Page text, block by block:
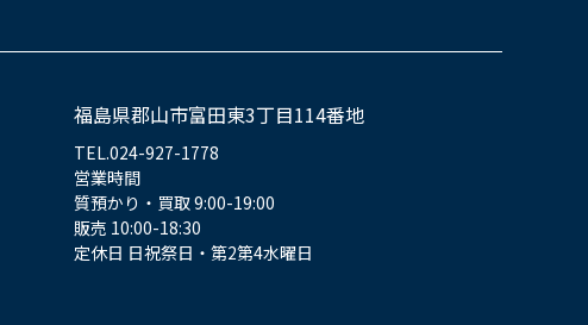
福島県郡山市富田東3丁目114番地
TEL.024-927-1778
営業時間
質預かり・買取 9:00-19:00
販売 10:00-18:30
定休日 日祝祭日・第2第4水曜日